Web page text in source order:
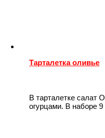
Тарталетка оливье
В тарталетке салат
огурцами. В наборе 9